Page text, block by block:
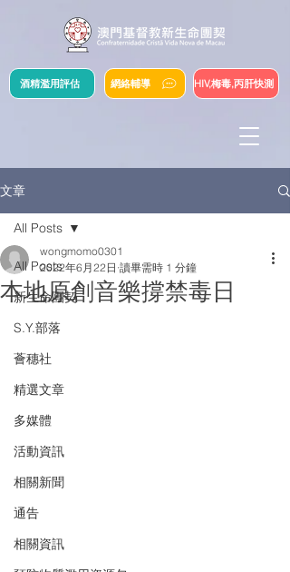
網絡輔導
酒精濫用評估 HIV,梅毒,丙肝快測
文章
All Posts
新生命團契
S.Y.部落
薈穗社
精選文章
多媒體
活動資訊
相關新聞
通告
相關資訊
All Posts
本地原創音樂撐禁毒日
wongmomo0301
2022年6月22日 讀畢需時 1 分鐘